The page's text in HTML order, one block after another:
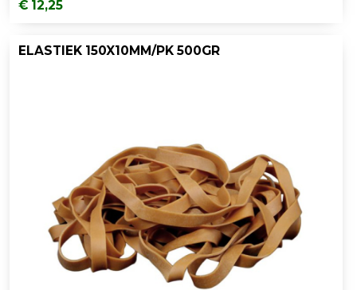
€ 12,25
ELASTIEK 150X10MM/PK 500GR